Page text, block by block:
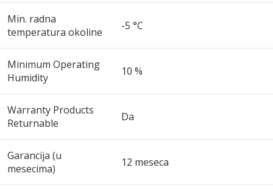
Min. radna
temperatura okoline
-5 °C
Minimum Operating
Humidity
10 %
Warranty Products
Returnable
Da
Garancija (u
mesecima)
12 meseca